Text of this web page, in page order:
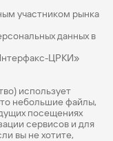
участником рынка
данных в
ЦРКИ»
использует
небольшие файлы,
посещениях
сервисов и для
вы не хотите,